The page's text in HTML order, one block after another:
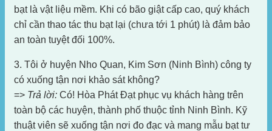
bạt là vật liệu mềm. Khi có bão giật cấp cao, quý khách
chỉ cần thao tác thu bạt lại (chưa tới 1 phút) là đảm bảo
an toàn tuyệt đối 100%.
3. Tôi ở huyện Nho Quan, Kim Sơn (Ninh Bình) công ty
có xuống tận nơi khảo sát không?
=> Trả lời: Có! Hòa Phát Đạt phục vụ khách hàng trên
toàn bộ các huyện, thành phố thuộc tỉnh Ninh Bình. Kỹ
thuật viên sẽ xuống tận nơi đo đạc và mang mẫu bạt tư